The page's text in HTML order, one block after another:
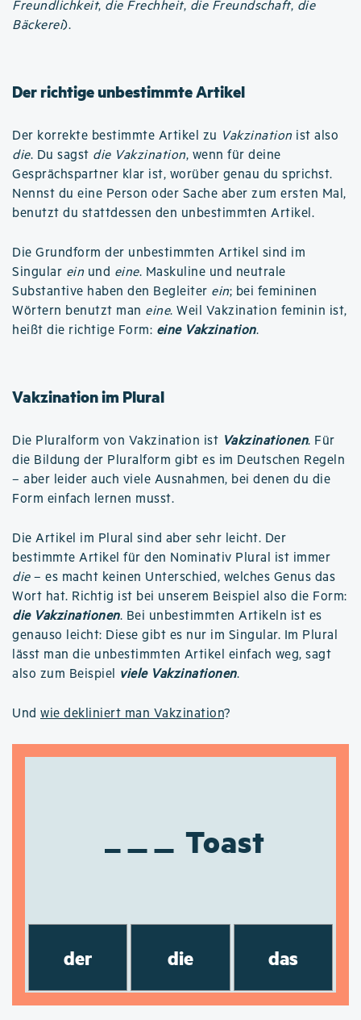
Freundlichkeit, die Frechheit, die Freundschaft, die
Bäckerei).
Der richtige unbestimmte Artikel
Der korrekte bestimmte Artikel zu Vakzination ist also
die. Du sagst die Vakzination, wenn für deine
Gesprächspartner klar ist, worüber genau du sprichst.
Nennst du eine Person oder Sache aber zum ersten Mal,
benutzt du stattdessen den unbestimmten Artikel.
Die Grundform der unbestimmten Artikel sind im
Singular ein und eine. Maskuline und neutrale
Substantive haben den Begleiter ein; bei femininen
Wörtern benutzt man eine. Weil Vakzination feminin ist,
heißt die richtige Form: eine Vakzination.
Vakzination im Plural
Die Pluralform von Vakzination ist Vakzinationen. Für
die Bildung der Pluralform gibt es im Deutschen Regeln
– aber leider auch viele Ausnahmen, bei denen du die
Form einfach lernen musst.
Die Artikel im Plural sind aber sehr leicht. Der
bestimmte Artikel für den Nominativ Plural ist immer
die– es macht keinen Unterschied, welches Genus das
Wort hat. Richtig ist bei unserem Beispiel also die Form:
die Vakzinationen. Bei unbestimmten Artikeln ist es
genauso leicht: Diese gibt es nur im Singular. Im Plural
lässt man die unbestimmten Artikel einfach weg, sagt
also zum Beispiel viele Vakzinationen.
Und wie dekliniert man Vakzination?
Toast
der die das